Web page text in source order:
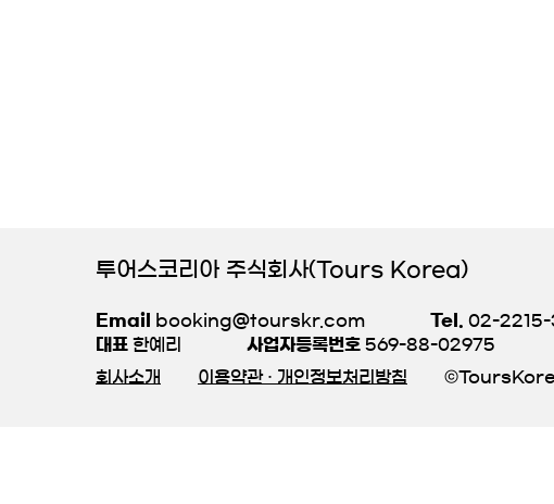
투어스코리아 주식회사(Tours Korea)
Email booking@tourskr.com Tel.
02-
대표 한예리 사업자등록번호 569-88-02975
회사소개
이용약관 · 개인정보처리방침